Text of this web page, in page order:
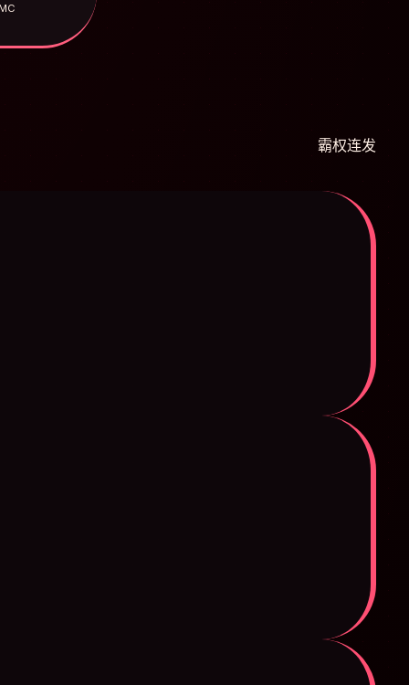
霸权连发